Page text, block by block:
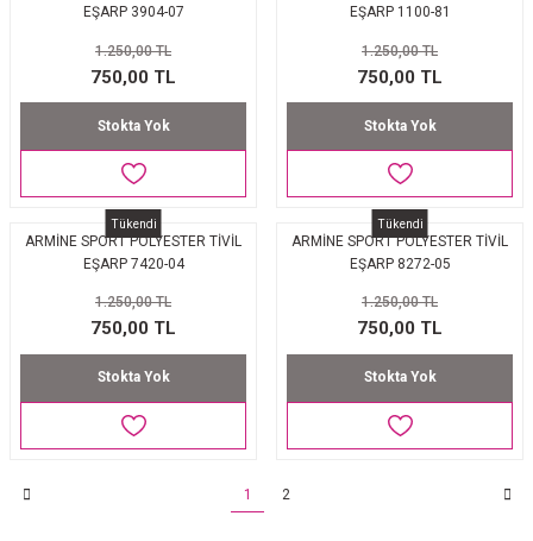
EŞARP 3904-07
1.250,00 TL
750,00 TL
Stokta Yok
EŞARP 1100-81
1.250,00 TL
750,00 TL
Stokta Yok
Tükendi
ARMİNE SPORT POLYESTER TİVİL
EŞARP 7420-04
1.250,00 TL
750,00 TL
Stokta Yok
Tükendi
ARMİNE SPORT POLYESTER TİVİL
EŞARP 8272-05
1.250,00 TL
750,00 TL
Stokta Yok
1 2